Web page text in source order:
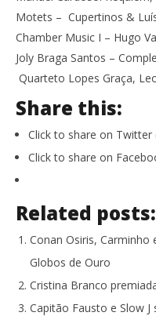
Motets – Cupertinos &
Chamber Music I – Hugo
Joly Braga Santos –
Quarteto Lopes Graça,
Share this:
Click to share on
Click to share on
Related posts:
Conan Osiris,
Globos de Ouro
Cristina Branco
Capitão Fausto e Slow